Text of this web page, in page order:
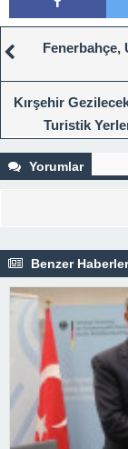
Fenerbahçe,
Kırşehir
Turistik
Yorumlar
Benzer Haberler